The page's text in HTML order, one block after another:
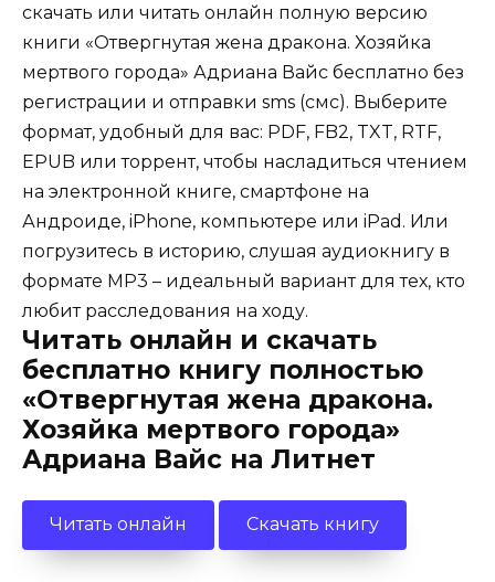
скачать или читать онлайн полную версию
книги «Отвергнутая жена дракона. Хозяйка
мертвого города» Адриана Вайс бесплатно без
регистрации и отправки sms (смс). Выберите
формат, удобный для вас: PDF, FB2, TXT, RTF,
EPUB или торрент, чтобы насладиться чтением
на электронной книге, смартфоне на
Андроиде, iPhone, компьютере или iPad. Или
погрузитесь в историю, слушая аудиокнигу в
формате MP3 – идеальный вариант для тех, кто
любит расследования на ходу.
Читать онлайн и скачать
бесплатно книгу полностью
«Отвергнутая жена дракона.
Хозяйка мертвого города»
Адриана Вайс на Литнет
Читать онлайн Скачать книгу